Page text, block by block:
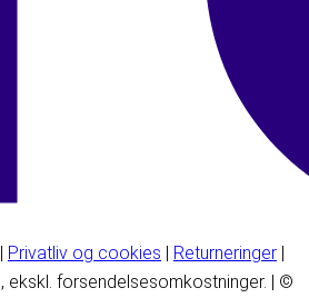
| Privatliv og cookies | Returneringer |
ekskl. forsendelsesomkostninger. | ©